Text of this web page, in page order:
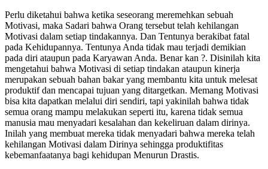
Perlu diketahui bahwa ketika seseorang meremehkan sebuah
Motivasi, maka Sadari bahwa Orang tersebut telah kehilangan
Motivasi dalam setiap tindakannya. Dan Tentunya berakibat fatal
pada Kehidupannya. Tentunya Anda tidak mau terjadi demikian
pada diri ataupun pada Karyawan Anda. Benar kan ?. Disinilah kita
mengetahui bahwa Motivasi di setiap tindakan ataupun kinerja
merupakan sebuah bahan bakar yang membantu kita untuk melesat
produktif dan mencapai tujuan yang ditargetkan. Memang Motivasi
bisa kita dapatkan melalui diri sendiri, tapi yakinilah bahwa tidak
semua orang mampu melakukan seperti itu, karena tidak semua
manusia mau menyadari kesalahan dan kekeliruan dalam dirinya.
Inilah yang membuat mereka tidak menyadari bahwa mereka telah
kehilangan Motivasi dalam Dirinya sehingga produktifitas
kebemanfaatanya bagi kehidupan Menurun Drastis.